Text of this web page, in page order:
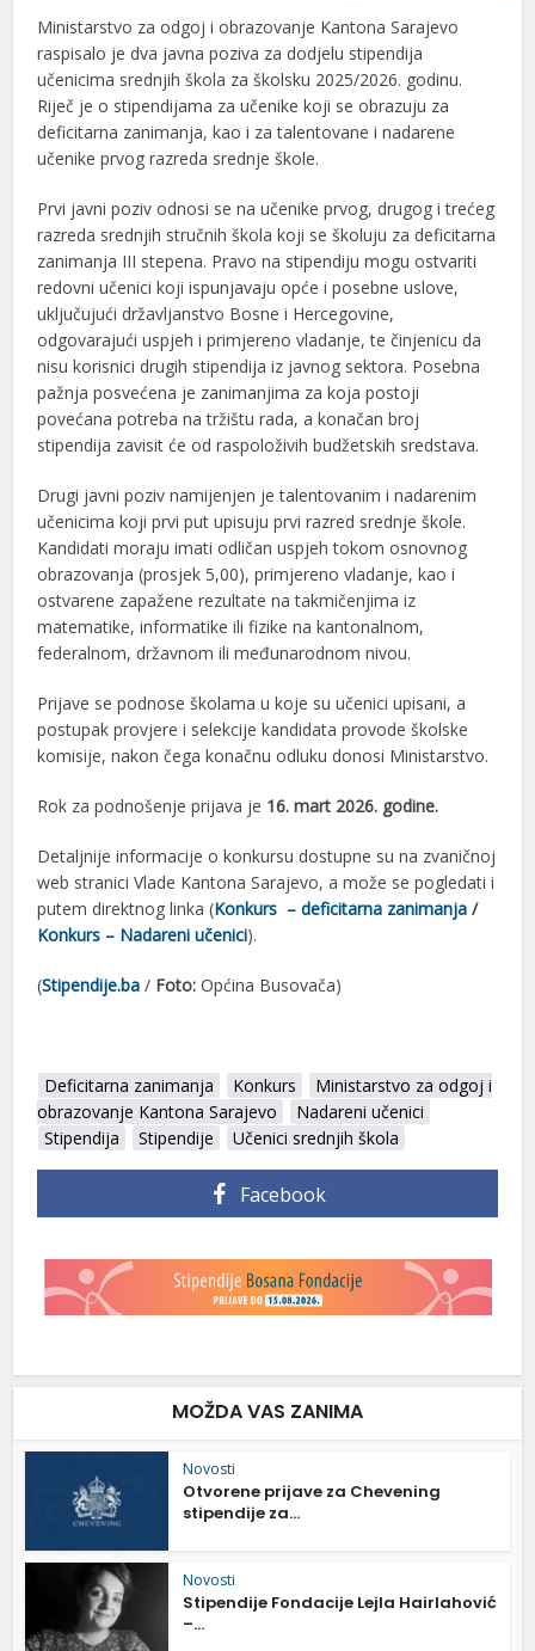
Ministarstvo za odgoj i obrazovanje Kantona Sarajevo
raspisalo je dva javna poziva za dodjelu stipendija
učenicima srednjih škola za školsku 2025/2026. godinu.
Riječ je o stipendijama za učenike koji se obrazuju za
deficitarna zanimanja, kao i za talentovane i nadarene
učenike prvog razreda srednje škole.
Prvi javni poziv odnosi se na učenike prvog, drugog i trećeg
razreda srednjih stručnih škola koji se školuju za deficitarna
zanimanja III stepena. Pravo na stipendiju mogu ostvariti
redovni učenici koji ispunjavaju opće i posebne uslove,
uključujući državljanstvo Bosne i Hercegovine,
odgovarajući uspjeh i primjereno vladanje, te činjenicu da
nisu korisnici drugih stipendija iz javnog sektora. Posebna
pažnja posvećena je zanimanjima za koja postoji
povećana potreba na tržištu rada, a konačan broj
stipendija zavisit će od raspoloživih budžetskih sredstava.
Drugi javni poziv namijenjen je talentovanim i nadarenim
učenicima koji prvi put upisuju prvi razred srednje škole.
Kandidati moraju imati odličan uspjeh tokom osnovnog
obrazovanja (prosjek 5,00), primjereno vladanje, kao i
ostvarene zapažene rezultate na takmičenjima iz
matematike, informatike ili fizike na kantonalnom,
federalnom, državnom ili međunarodnom nivou.
Prijave se podnose školama u koje su učenici upisani, a
postupak provjere i selekcije kandidata provode školske
komisije, nakon čega konačnu odluku donosi Ministarstvo.
Rok za podnošenje prijava je 16. mart 2026. godine.
Detaljnije informacije o konkursu dostupne su na zvaničnoj
web stranici Vlade Kantona Sarajevo, a može se pogledati i
putem direktnog linka (Konkurs – deficitarna zanimanja /
Konkurs – Nadareni učenici).
(Stipendije.ba / Foto: Općina Busovača)
Deficitarna zanimanja Konkurs
Ministarstvo za odgoj i
obrazovanje Kantona Sarajevo
Nadareni učenici
Stipendija
Stipendije Učenici srednjih škola
Facebook
MOŽDA VAS ZANIMA
Novosti
Otvorene prijave za Chevening
stipendije za...
Novosti
Stipendije Fondacije Lejla Hairlahović
–...